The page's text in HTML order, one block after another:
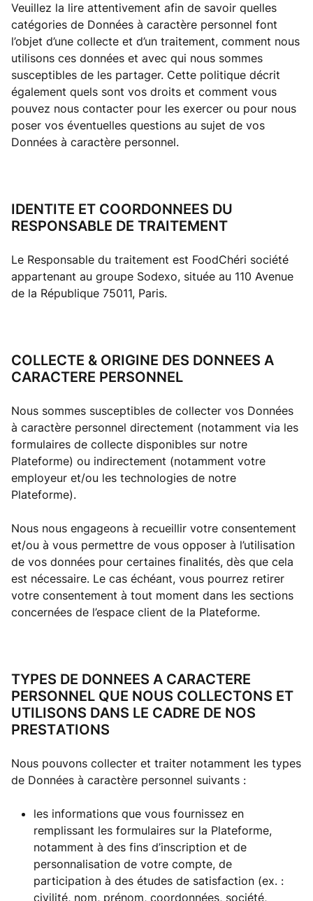
Veuillez la lire attentivement afin de savoir quelles
catégories de Données à caractère personnel font
l’objet d’une collecte et d’un traitement, comment nous
utilisons ces données et avec qui nous sommes
susceptibles de les partager. Cette politique décrit
également quels sont vos droits et comment vous
pouvez nous contacter pour les exercer ou pour nous
poser vos éventuelles questions au sujet de vos
Données à caractère personnel.
IDENTITE ET COORDONNEES DU
RESPONSABLE DE TRAITEMENT
Le Responsable du traitement est FoodChéri société
appartenant au groupe Sodexo, située au 110 Avenue
de la République 75011, Paris.
COLLECTE & ORIGINE DES DONNEES A
CARACTERE PERSONNEL
Nous sommes susceptibles de collecter vos Données
à caractère personnel directement (notamment via les
formulaires de collecte disponibles sur notre
Plateforme) ou indirectement (notamment votre
employeur et/ou les technologies de notre
Plateforme).
Nous nous engageons à recueillir votre consentement
et/ou à vous permettre de vous opposer à l’utilisation
de vos données pour certaines finalités, dès que cela
est nécessaire. Le cas échéant, vous pourrez retirer
votre consentement à tout moment dans les sections
concernées de l’espace client de la Plateforme.
TYPES DE DONNEES A CARACTERE
PERSONNEL QUE NOUS COLLECTONS ET
UTILISONS DANS LE CADRE DE NOS
PRESTATIONS
Nous pouvons collecter et traiter notamment les types
de Données à caractère personnel suivants :
les informations que vous fournissez en
remplissant les formulaires sur la Plateforme,
notamment à des fins d’inscription et de
personnalisation de votre compte, de
participation à des études de satisfaction (ex. :
civilité, nom, prénom, coordonnées, société,